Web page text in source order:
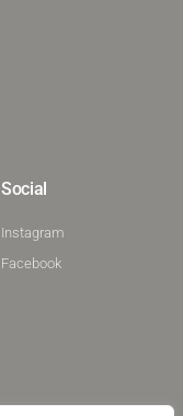
Social
Instagram
Facebook